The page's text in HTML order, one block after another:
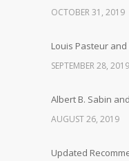
OCTOBER 31, 2019
Louis Pasteur
SEPTEMBER 28, 2019
Albert B. Sabin
AUGUST 26, 2019
Updated